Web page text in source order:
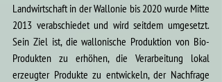
Landwirtschaft in der Wallonie bis 2020 wurde Mitte
2013 verabschiedet und wird seitdem umgesetzt.
Sein Ziel ist, die wallonische Produktion von Bio-
Produkten zu erhöhen, die Verarbeitung lokal
erzeugter Produkte zu entwickeln, der Nachfrage